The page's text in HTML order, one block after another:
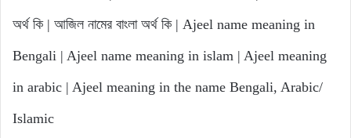
অর্থ কি | আজিল নামের বাংলা অর্থ কি | Ajeel name meaning in
Bengali | Ajeel name meaning in islam | Ajeel meaning
in arabic | Ajeel meaning in the name Bengali, Arabic/
Islamic